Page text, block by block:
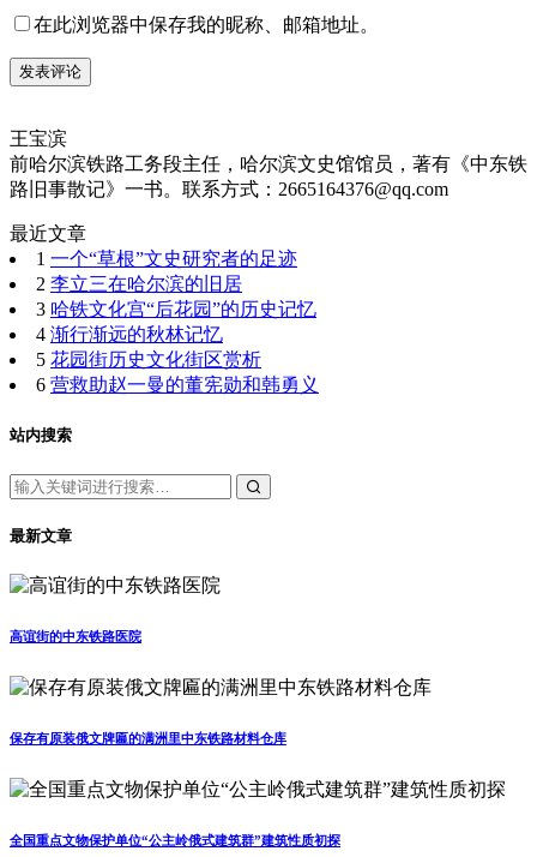
在此浏览器中保存我的昵称、邮箱地址。
王宝滨
前哈尔滨铁路工务段主任，哈尔滨文史馆馆员，著有《中东铁
路旧事散记》一书。联系方式：2665164376@qq.com
最近文章
1 一个“草根”文史研究者的足迹
2 李立三在哈尔滨的旧居
3 哈铁文化宫“后花园”的历史记忆
4 渐行渐远的秋林记忆
5 花园街历史文化街区赏析
6 营救助赵一曼的董宪勋和韩勇义
站内搜索
最新文章
高谊街的中东铁路医院
保存有原装俄文牌匾的满洲里中东铁路材料仓库
全国重点文物保护单位“公主岭俄式建筑群”建筑性质初探